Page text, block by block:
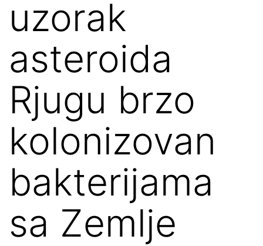
uzorak
asteroida
Rjugu brzo
kolonizovan
bakterijama
sa Zemlje